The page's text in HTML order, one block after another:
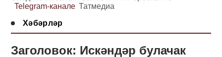
Telegram-канале Татмедиа
Хәбәрләр
Заголовок: Искәндәр булачак